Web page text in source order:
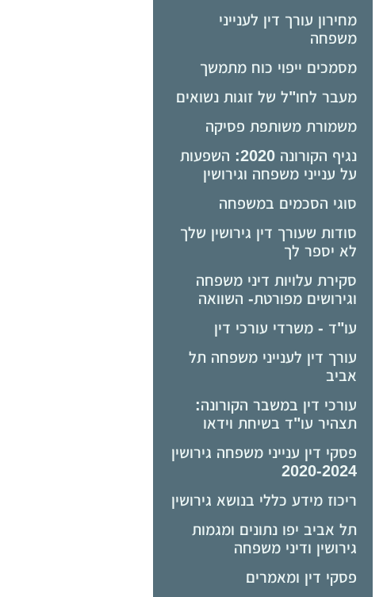
מחירון עורך דין לענייני
משפחה
מסמכים ייפוי כוח מתמשך
מעבר לחו"ל של זוגות נשואים
משמורת משותפת פסיקה
נגיף הקורונה 2020: השפעות
על ענייני משפחה וגירושין
סוגי הסכמים במשפחה
סודות שעורך דין גירושין שלך
לא יספר לך
סקירת עלויות דיני משפחה
וגירושים מפורטת- השוואה
עו"ד - משרדי עורכי דין
עורך דין לענייני משפחה תל
אביב
עורכי דין במשבר הקורונה:
תצהיר עו"ד בשיחת וידאו
פסקי דין ענייני משפחה גירושין
2020-2024
ריכוז מידע כללי בנושא גירושין
תל אביב יפו נתונים ומגמות
גירושין ודיני משפחה
פסקי דין ומאמרים